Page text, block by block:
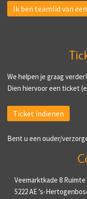
Ik ben teamlid van
We helpen je graag verder!
Dien hiervoor een ticket
Ticket indienen
Bent u een ouder/
Veemarktkade 8 Ruimte
5222 AE ’s-